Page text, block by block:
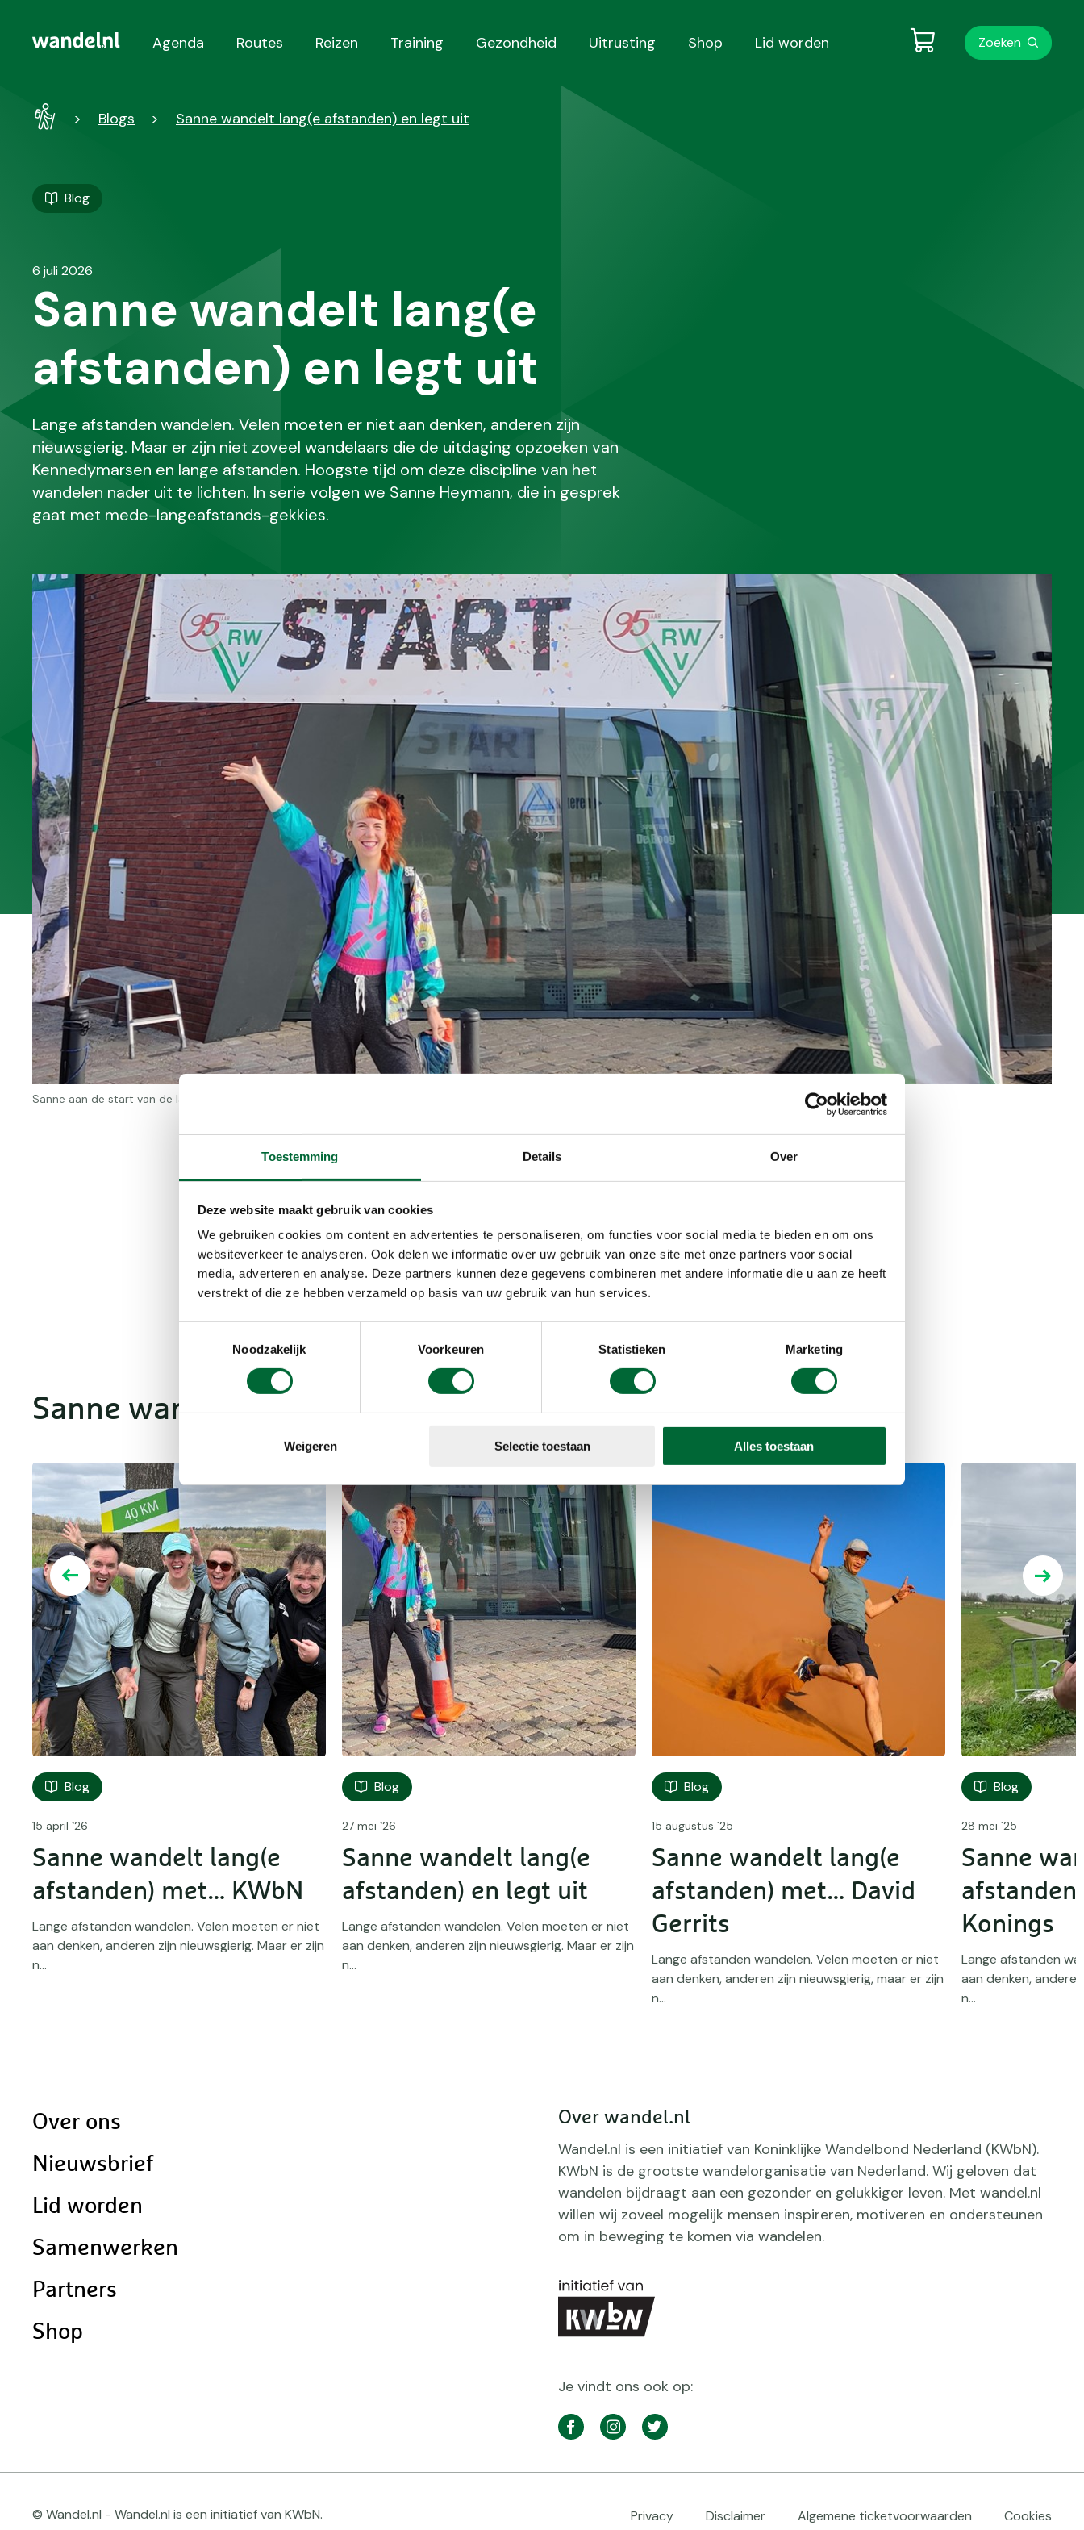
Toestemming Details Over
Deze website maakt gebruik van cookies
We gebruiken cookies om content en advertenties te personaliseren, om functies voor social media te bieden en om ons
websiteverkeer te analyseren. Ook delen we informatie over uw gebruik van onze site met onze partners voor social
media, adverteren en analyse. Deze partners kunnen deze gegevens combineren met andere informatie die u aan ze heeft
verstrekt of die ze hebben verzameld op basis van uw gebruik van hun services.
Noodzakelijk
Voorkeuren Statistieken Marketing
Weigeren Selectie toestaan Alles toestaan
Hoofdnavigatie
Agenda Routes Reizen Training Gezondheid Uitrusting Shop Lid worden Zoeken
WandelBlogs Sanne wandelt lang(e afstanden) en legt uit
Blog
6 juli 2026
Sanne wandelt lang(e
afstanden) en legt uit
Lange afstanden wandelen. Velen moeten er niet aan denken, anderen zijn
nieuwsgierig. Maar er zijn niet zoveel wandelaars die de uitdaging opzoeken van
Kennedymarsen en lange afstanden. Hoogste tijd om deze discipline van het
wandelen nader uit te lichten. In serie volgen we Sanne Heymann, die in gesprek
gaat met mede-langeafstands-gekkies.
Sanne aan de start van de langeafstandswandeltocht Nijmegen - Rotterdam 2023. (Foto's: © Sanne Heymann)
Met in deze aflevering: wat eet je tijdens een lange wandeling? Je verbruikt tijdens een
langeafstandswandeling veel energie en je moet van alles (vocht, zoet eten en zout
eten) voldoende binnen krijgen om de tocht goed uit te kunnen lopen. Met een knipoog
gesteld, kun je zeggen 'wie eet, blijft lopen'.
Sanne wandelt lang(e afstanden) met…
Blog
15 april `26
Sanne wandelt lang(e
afstanden) met… KWbN
Lange afstanden wandelen. Velen moeten er niet
aan denken, anderen zijn nieuwsgierig. Maar er zijn
n...
Blog
27 mei `26
Sanne wandelt lang(e
afstanden) en legt uit
Lange afstanden wandelen. Velen moeten er niet
aan denken, anderen zijn nieuwsgierig. Maar er zijn
n...
Blog
15 augustus `25
Sanne wandelt lang(e
afstanden) met… David
Gerrits
Lange afstanden wandelen. Velen moeten er niet
aan denken, anderen zijn nieuwsgierig, maar er zijn
n...
Blog
28 mei `25
Sanne
Konings
Lange afstanden
aan denken,
n...
Doormat
Over ons
Nieuwsbrief
Lid worden
Samenwerken
Partners
Shop
Over wandel.nl
Wandel.nl is een initiatief van Koninklijke Wandelbond Nederland (KWbN).
KWbN is de grootste wandelorganisatie van Nederland. Wij geloven dat
wandelen bijdraagt aan een gezonder en gelukkiger leven. Met wandel.nl
willen wij zoveel mogelijk mensen inspireren, motiveren en ondersteunen
om in beweging te komen via wandelen.
Je vindt ons ook op:
Social
media
FacebookInstagramTwitter
© Wandel.nl - Wandel.nl is een initiatief van KWbN. Footer
Privacy Disclaimer Algemene ticketvoorwaarden Cookies